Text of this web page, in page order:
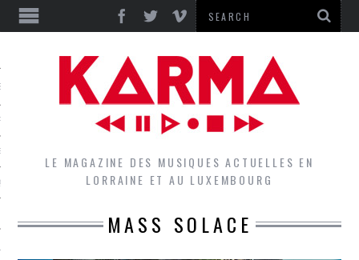
LE MAGAZINE DES MUSIQUES ACTUELLES EN
LORRAINE ET AU LUXEMBOURG
MASS SOLACE